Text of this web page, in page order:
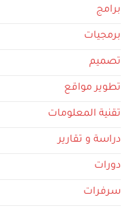
برامج
برمجيات
تصميم
تطوير مواقع
تقنية المعلومات
دراسة و تقارير
دورات
سرفرات